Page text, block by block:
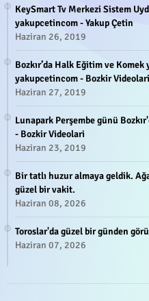
KeySmart Tv Merkezi Sistem
yakupcetincom - Yakup Çetin
Haziran 26, 2019
Bozkır’da Halk Eğitim ve
yakupcetincom - Bozkir Videolari
Haziran 27, 2019
Lunapark Perşembe günü
- Bozkir Videolari
Haziran 23, 2019
Bir tatlı huzur almaya geldik.
güzel bir vakit.
Haziran 08, 2026
Toroslar'da güzel bir günden
Haziran 07, 2026